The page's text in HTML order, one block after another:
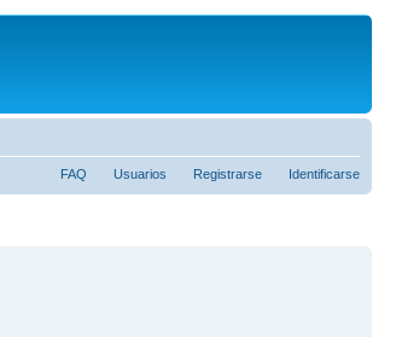
FAQ Usuarios Registrarse Identificarse